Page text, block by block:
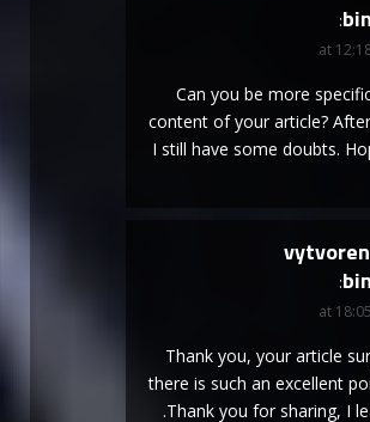
Can you be more
content of your article?
I still have some doubts.
Thank you, your article
there is such an excellent
Thank you for sharing, I